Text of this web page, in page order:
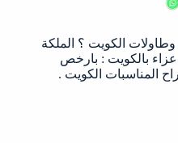
الكويت ؟ الملكة
عزاء بالكويت : بارخص
المناسبات الكويت .